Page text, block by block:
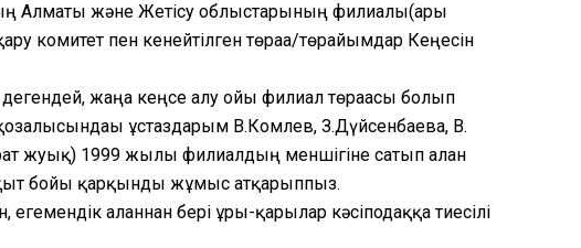
Алматы және Жетісу облыстарының филиалы(ары
комитет пен кенейтілген төраға/төрайымдар Кеңесін
жаңа кеңсе алу ойы филиал төрағасы болып
ұстаздарым В.Комлев, З.Дүйсенбаева, В.
жуық) 1999 жылы филиалдың меншігіне сатып алған
бойы қарқынды жұмыс атқарыппыз.
алғаннан бері ұры-қарылар кәсіподаққа тиесілі